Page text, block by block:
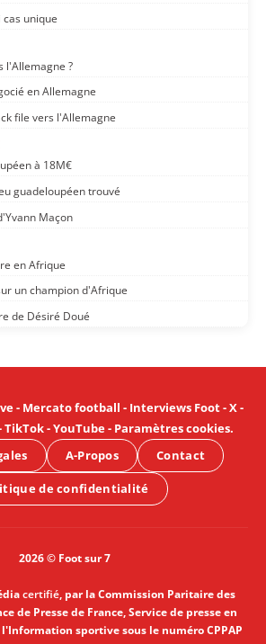
unique
l'Allemagne ?
en Allemagne
file vers l'Allemagne
à 18M€
guadeloupéen trouvé
Maçon
en Afrique
un champion d'Afrique
de Désiré Doué
- Mercato football - Interviews Foot-X-
TikTok-YouTube- Paramètres cookies.
A-Propos Contact
de confidentialité
2026 © Foot sur 7
certifié, par la Commission Paritaire des
de Presse de France, Service de presse en
sportive sous le numéro CPPAP